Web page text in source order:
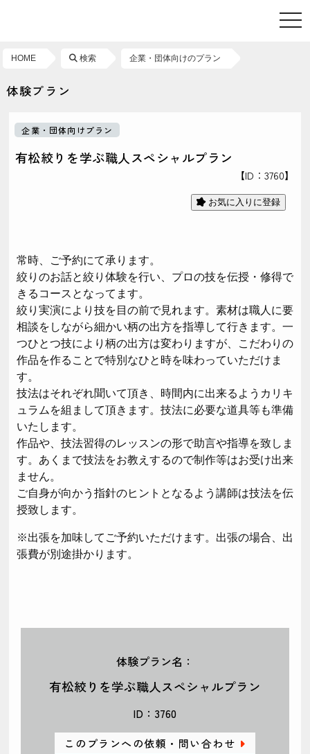
HOME 検索 企業・団体向けのプラン
体験プラン
企業・団体向けプラン
有松絞りを学ぶ職人スペシャルプラン
【ID：3760】
お気に入りに登録
常時、ご予約にて承ります。
絞りのお話と絞り体験を行い、プロの技を伝授・修得で
きるコースとなってます。
絞り実演により技を目の前で見れます。素材は職人に要
相談をしながら細かい柄の出方を指導して行きます。一
つひとつ技により柄の出方は変わりますが、こだわりの
作品を作ることで特別なひと時を味わっていただけま
す。
技法はそれぞれ聞いて頂き、時間内に出来るようカリキ
ュラムを組まして頂きます。技法に必要な道具等も準備
いたします。
作品や、技法習得のレッスンの形で助言や指導を致しま
す。あくまで技法をお教えするので制作等はお受け出来
ません。
ご自身が向かう指針のヒントとなるよう講師は技法を伝
授致します。
※出張を加味してご予約いただけます。出張の場合、出
張費が別途掛かります。
体験プラン名：
有松絞りを学ぶ職人スペシャルプラン
ID：3760
このプランへの依頼・問い合わせ